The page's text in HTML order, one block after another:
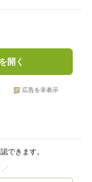
開く
広告を非表示
できます。